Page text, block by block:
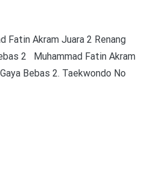
Fatin Akram Juara 2 Renang
2 Muhammad Fatin Akram
Bebas 2. Taekwondo No